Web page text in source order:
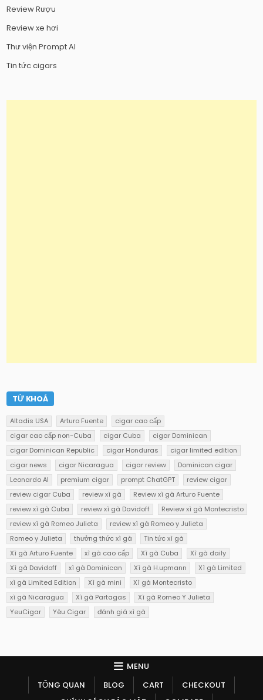
Review Rượu
Review xe hơi
Thư viện Prompt AI
Tin tức cigars
TỪ KHOÁ
Altadis USA Arturo Fuente
cigar cao cấp
cigar cao cấp non-Cuba
cigar Cuba
cigar Dominican
cigar Dominican Republic
cigar Honduras
cigar limited edition
cigar news
cigar Nicaragua cigar review
Dominican cigar
Leonardo AI
premium cigar prompt ChatGPT
review cigar
review cigar Cuba
review xì gà
Review xì gà Arturo Fuente
review xì gà Cuba
review xì gà Davidoff
Review xì gà Montecristo
review xì gà Romeo Julieta
review xì gà Romeo y Julieta
Romeo y Julieta
thưởng thức xì gà
Tin tức xì gà
Xì gà Arturo Fuente
xì gà cao cấp Xì gà Cuba
Xì gà daily
Xì gà Davidoff
xì gà Dominican Xì gà H.upmann
Xì gà Limited
xì gà Limited Edition
Xì gà mini
Xì gà Montecristo
xì gà Nicaragua
Xì gà Partagas
Xì gà Romeo Y Julieta
YeuCigar
Yêu Cigar đánh giá xì gà
MENU
TỔNG QUAN
BLOG CART
CHECKOUT